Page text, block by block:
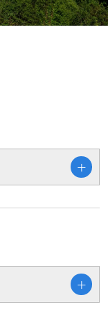
+
+